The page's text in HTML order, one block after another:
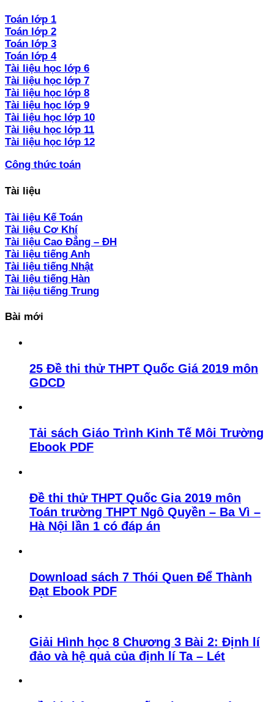
Toán lớp 1
Toán lớp 2
Toán lớp 3
Toán lớp 4
Tài liệu học lớp 6
Tài liệu học lớp 7
Tài liệu học lớp 8
Tài liệu học lớp 9
Tài liệu học lớp 10
Tài liệu học lớp 11
Tài liệu học lớp 12
Công thức toán
Tài liệu
Tài liệu Kế Toán
Tài liệu Cơ Khí
Tài liệu Cao Đẳng – ĐH
Tài liệu tiếng Anh
Tài liệu tiếng Nhật
Tài liệu tiếng Hàn
Tài liệu tiếng Trung
Bài mới
25 Đề thi thử THPT Quốc Giá 2019 môn
GDCD
Tải sách Giáo Trình Kinh Tế Môi Trường
Ebook PDF
Đề thi thử THPT Quốc Gia 2019 môn
Toán trường THPT Ngô Quyền – Ba Vì –
Hà Nội lần 1 có đáp án
Download sách 7 Thói Quen Để Thành
Đạt Ebook PDF
Giải Hình học 8 Chương 3 Bài 2: Định lí
đảo và hệ quả của định lí Ta – Lét